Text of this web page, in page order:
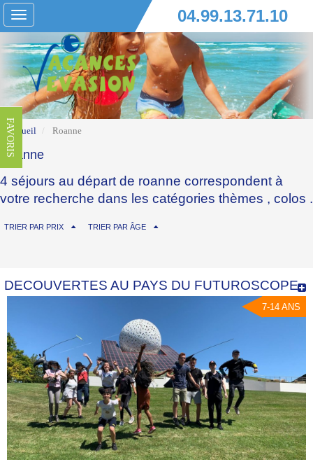
Toggle
navigation
04.99.13.71.10
FAVORIS
Accueil Roanne
Roanne
4 séjours au départ de roanne correspondent à
votre recherche dans les catégories thèmes , colos .
TRIER PAR PRIX TRIER PAR ÂGE
DECOUVERTES AU PAYS DU FUTUROSCOPE
7-14 ANS